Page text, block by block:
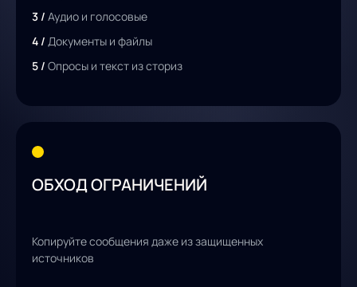
3 / Аудио и голосовые
4 / Документы и файлы
5 / Опросы и текст из сториз
ОБХОД ОГРАНИЧЕНИЙ
Копируйте сообщения даже из защищенных
источников